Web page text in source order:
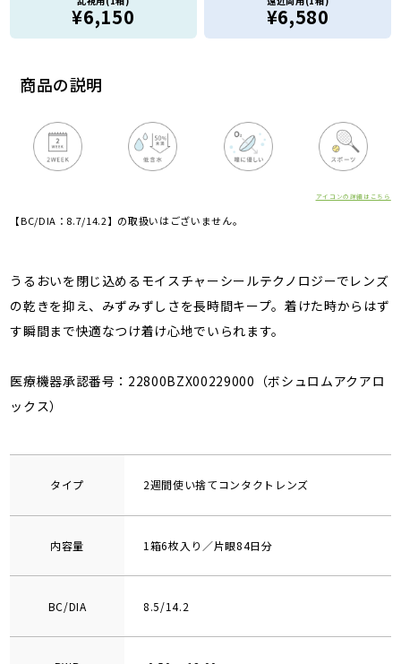
商品の説明
アイコンの詳細はこちら
【BC/DIA：8.7/14.2】の取扱いはございません。
うるおいを閉じ込めるモイスチャーシールテクノロジーでレンズ
の乾きを抑え、みずみずしさを長時間キープ。着けた時からはず
す瞬間まで快適なつけ着け心地でいられます。
医療機器承認番号：22800BZX00229000（ボシュロムアクアロ
ックス）
タイプ 2週間使い捨てコンタクトレンズ
内容量 1箱6枚入り／片眼84日分
BC/DIA 8.5/14.2
¥6,150 ¥6,580